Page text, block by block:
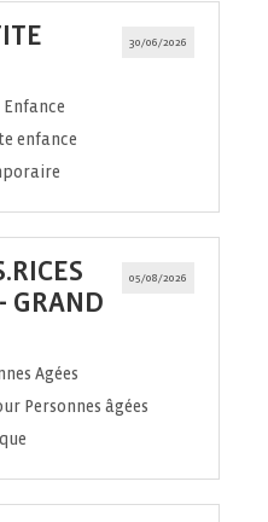
30/06/2026
enfance
05/08/2026
GRAND
Agées
Personnes âgées